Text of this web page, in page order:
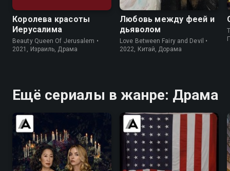
Королева красоты
Иерусалима
Beauty Queen Of Jerusalem •
2021, Израиль, Драма
Любовь между феей и
дьяволом
Love Between Fairy and Devil •
2022, Китай, Дорама
Ещё сериалы в жанре: Драма